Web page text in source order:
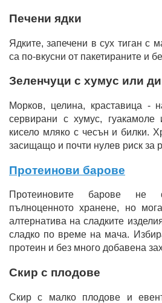
Печени ядки
Ядките, запечени в сух тиган с
са по-вкусни от пакетираните и
Зеленчуци с хумус или
Морков, целина, краставица -
сервирани с хумус,
кисело мляко с чесън и билки.
засищащо и почти нулев риск за
Протеинови барове
Протеиновите барове не
пълноценното хранене, но
алтернатива на сладките
сладко по времe на мача.
протеин и без много добавена
Скир с плодове
Скир с малко плодове и